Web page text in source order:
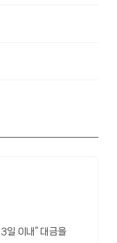
일 이내” 대금을